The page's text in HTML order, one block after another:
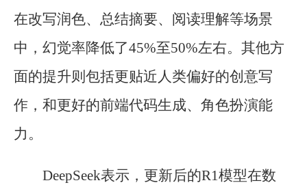
在改写润色、总结摘要、阅读理解等场景
中，幻觉率降低了45%至50%左右。其他方
面的提升则包括更贴近人类偏好的创意写
作，和更好的前端代码生成、角色扮演能
力。
DeepSeek表示，更新后的R1模型在数